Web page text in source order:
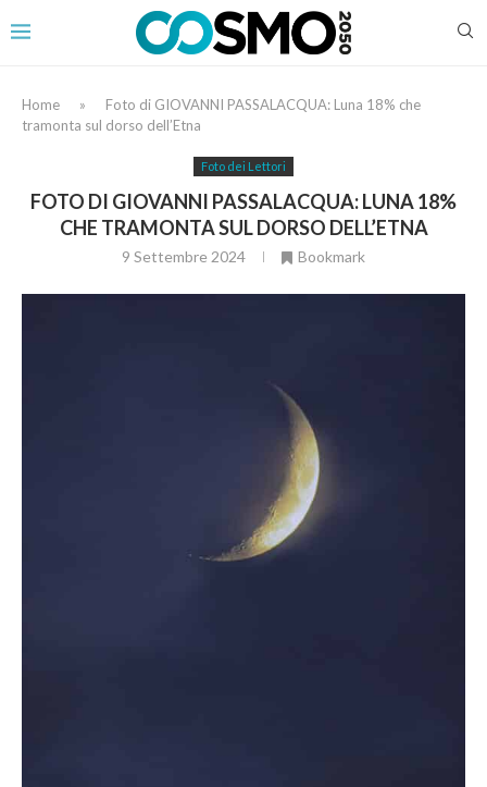
Home »
Foto di GIOVANNI PASSALACQUA: Luna 18% che
tramonta sul dorso dell’Etna
Foto dei Lettori
FOTO DI GIOVANNI PASSALACQUA: LUNA 18%
CHE TRAMONTA SUL DORSO DELL’ETNA
9 Settembre 2024 Bookmark